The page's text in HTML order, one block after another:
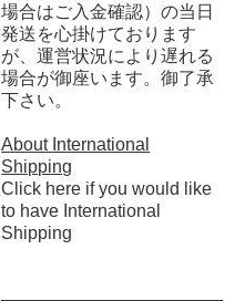
場合はご入金確認）の当日
発送を心掛けております
が、運営状況により遅れる
場合が御座います。御了承
下さい。
About International
Shipping
Click here if you would like
to have International
Shipping